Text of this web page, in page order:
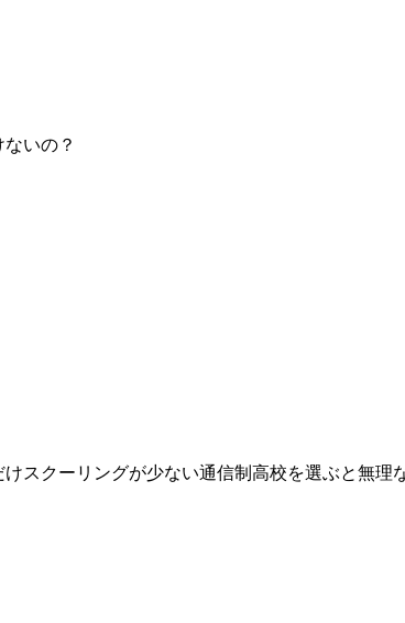
いの？
スクーリングが少ない通信制高校を選ぶと無理